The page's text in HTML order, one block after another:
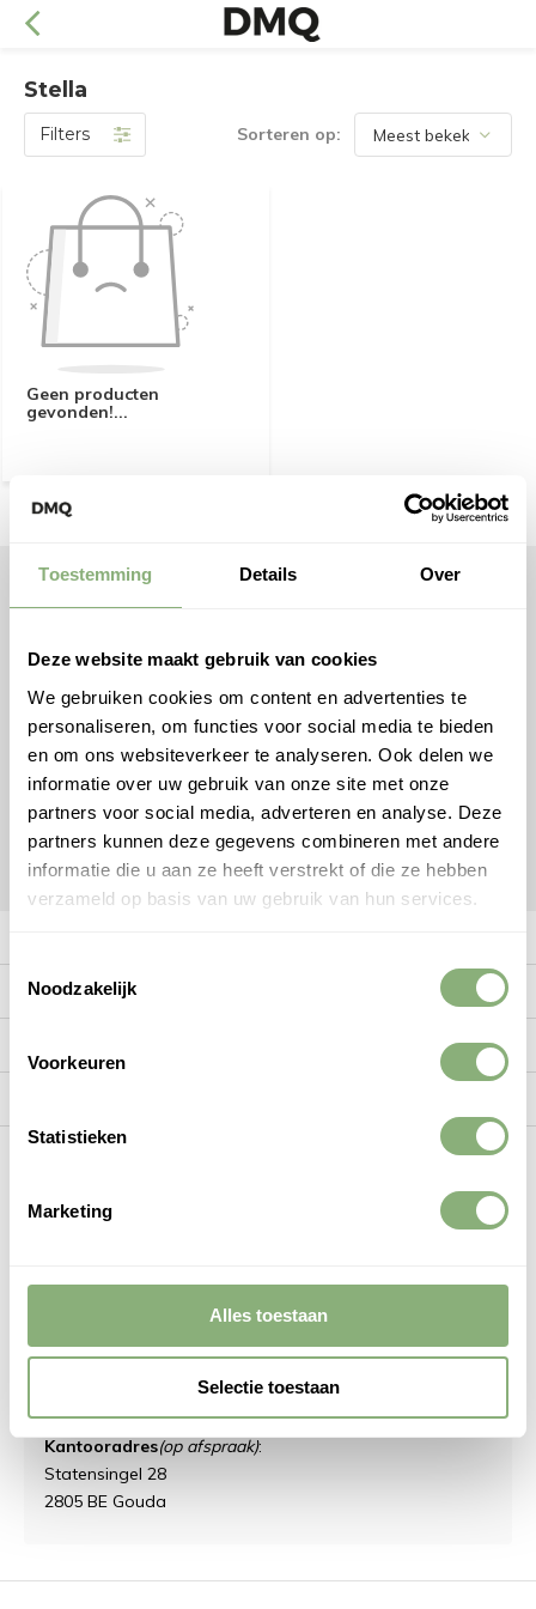
Toestemming Details Over
Deze website maakt gebruik van cookies
We gebruiken cookies om content en advertenties te
personaliseren, om functies voor social media te bieden
en om ons websiteverkeer te analyseren. Ook delen we
informatie over uw gebruik van onze site met onze
partners voor social media, adverteren en analyse. Deze
partners kunnen deze gegevens combineren met andere
informatie die u aan ze heeft verstrekt of die ze hebben
verzameld op basis van uw gebruik van hun services.
Toestemmingsselectie
Noodzakelijk
Voorkeuren
Statistieken
Marketing
Alles toestaan
Selectie toestaan
Stella
Filters Sorteren op:
Geen producten
gevonden!...
voorbehouden DMQ®
Facebook
Instagram
Ontvang gratis handige tips van onze expert +
checklist voor verlichting!
Ontvang
Klantenservice
KVK: 94090890
BTW: NL866632657B01
Kantooradres(op afspraak):
Statensingel 28
2805 BE Gouda